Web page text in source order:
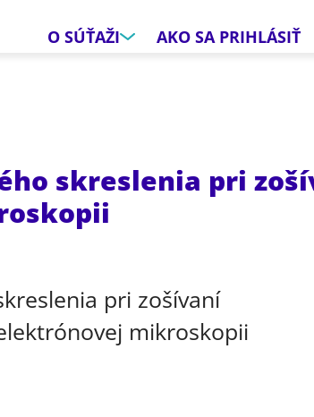
O SÚŤAŽI AKO SA PRIHLÁSIŤ
skreslenia pri